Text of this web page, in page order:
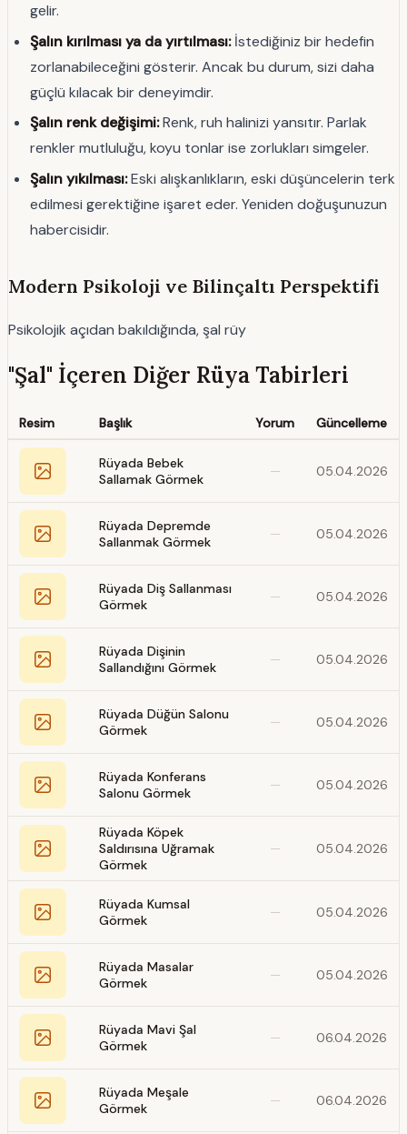
gelir.
Şalın kırılması ya da yırtılması:İstediğiniz bir hedefin
zorlanabileceğini gösterir. Ancak bu durum, sizi daha
güçlü kılacak bir deneyimdir.
Şalın renk değişimi:Renk, ruh halinizi yansıtır. Parlak
renkler mutluluğu, koyu tonlar ise zorlukları simgeler.
Şalın yıkılması:Eski alışkanlıkların, eski düşüncelerin terk
edilmesi gerektiğine işaret eder. Yeniden doğuşunuzun
habercisidir.
Modern Psikoloji ve Bilinçaltı Perspektifi
Psikolojik açıdan bakıldığında, şal rüy
"Şal" İçeren Diğer Rüya Tabirleri
Resim Başlık Yorum Güncelleme
Rüyada Bebek
Sallamak Görmek
— 05.04.2026
Rüyada Depremde
Sallanmak Görmek
— 05.04.2026
Rüyada Diş Sallanması
Görmek
— 05.04.2026
Rüyada Dişinin
Sallandığını Görmek
— 05.04.2026
Rüyada Düğün Salonu
Görmek
— 05.04.2026
Rüyada Konferans
Salonu Görmek
— 05.04.2026
Rüyada Köpek
Saldırısına Uğramak
Görmek
— 05.04.2026
Rüyada Kumsal
Görmek
— 05.04.2026
Rüyada Masalar
Görmek
— 05.04.2026
Rüyada Mavi Şal
Görmek
— 06.04.2026
Rüyada Meşale
Görmek
— 06.04.2026